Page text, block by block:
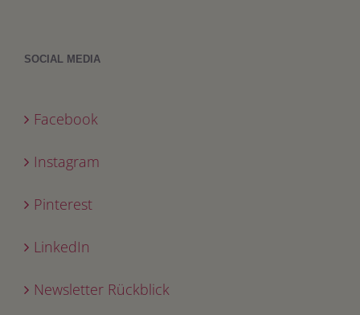
SOCIAL MEDIA
Facebook
Instagram
Pinterest
LinkedIn
Newsletter Rückblick